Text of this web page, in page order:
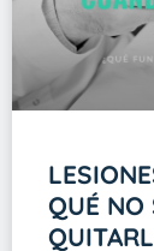
QUÉ NO